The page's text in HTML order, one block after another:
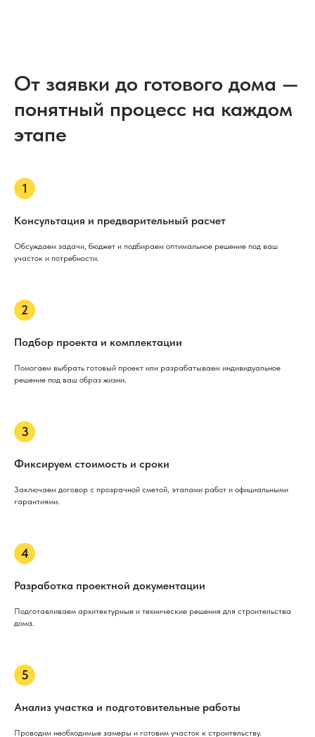
От заявки до готового дома —
понятный процесс на каждом
этапе
Консультация и предварительный расчет
Обсуждаем задачи, бюджет и подбираем оптимальное решение под ваш
участок и потребности.
Подбор проекта и комплектации
Помогаем выбрать готовый проект или разрабатываем индивидуальное
решение под ваш образ жизни.
Фиксируем стоимость и сроки
Заключаем договор с прозрачной сметой, этапами работ и официальными
гарантиями.
Разработка проектной документации
Подготавливаем архитектурные и технические решения для строительства
дома.
Анализ участка и подготовительные работы
Проводим необходимые замеры и готовим участок к строительству.